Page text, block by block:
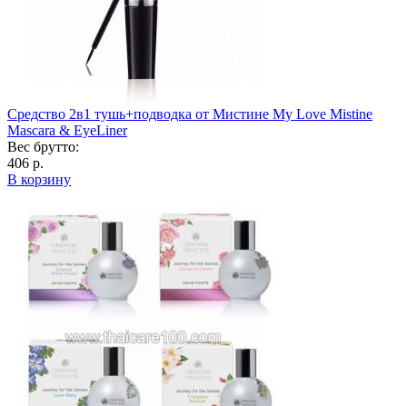
Средство 2в1 тушь+подводка от Мистине My Love Mistine
Mascara & EyeLiner
Вес брутто:
406 р.
В корзину